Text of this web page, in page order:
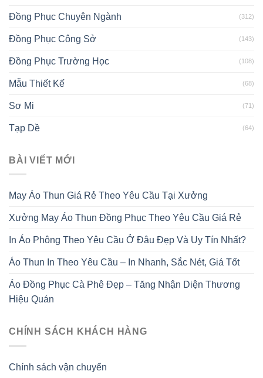
Đồng Phục Chuyên Ngành (312)
Đồng Phục Công Sở (143)
Đồng Phục Trường Học (108)
Mẫu Thiết Kế (68)
Sơ Mi (71)
Tạp Dề (64)
BÀI VIẾT MỚI
May Áo Thun Giá Rẻ Theo Yêu Cầu Tại Xưởng
Xưởng May Áo Thun Đồng Phục Theo Yêu Cầu Giá Rẻ
In Áo Phông Theo Yêu Cầu Ở Đâu Đẹp Và Uy Tín Nhất?
Áo Thun In Theo Yêu Cầu – In Nhanh, Sắc Nét, Giá Tốt
Áo Đồng Phục Cà Phê Đẹp – Tăng Nhận Diện Thương
Hiệu Quán
CHÍNH SÁCH KHÁCH HÀNG
Chính sách vận chuyển